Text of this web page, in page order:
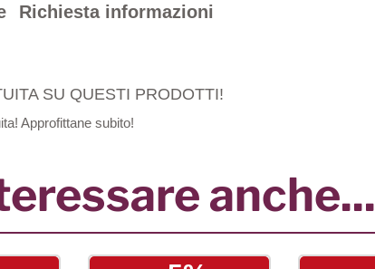
Richiesta informazioni
SU QUESTI PRODOTTI!
Approfittane subito!
anche...